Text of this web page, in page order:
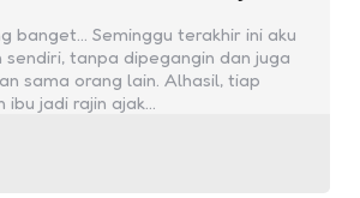
banget… Seminggu terakhir ini aku
sendiri, tanpa dipegangin dan juga
sama orang lain. Alhasil, tiap
ibu jadi rajin ajak…